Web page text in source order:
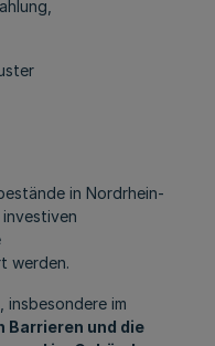
in Nordrhein-
werden.
insbesondere im
Barrieren und die